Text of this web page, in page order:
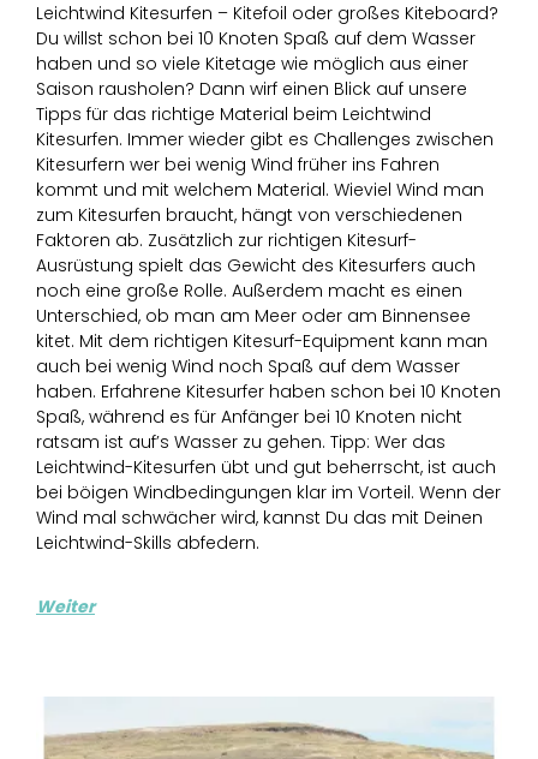
Leichtwind Kitesurfen – Kitefoil oder großes Kiteboard?
Du willst schon bei 10 Knoten Spaß auf dem Wasser
haben und so viele Kitetage wie möglich aus einer
Saison rausholen? Dann wirf einen Blick auf unsere
Tipps für das richtige Material beim Leichtwind
Kitesurfen. Immer wieder gibt es Challenges zwischen
Kitesurfern wer bei wenig Wind früher ins Fahren
kommt und mit welchem Material. Wieviel Wind man
zum Kitesurfen braucht, hängt von verschiedenen
Faktoren ab. Zusätzlich zur richtigen Kitesurf-
Ausrüstung spielt das Gewicht des Kitesurfers auch
noch eine große Rolle. Außerdem macht es einen
Unterschied, ob man am Meer oder am Binnensee
kitet. Mit dem richtigen Kitesurf-Equipment kann man
auch bei wenig Wind noch Spaß auf dem Wasser
haben. Erfahrene Kitesurfer haben schon bei 10 Knoten
Spaß, während es für Anfänger bei 10 Knoten nicht
ratsam ist auf’s Wasser zu gehen. Tipp: Wer das
Leichtwind-Kitesurfen übt und gut beherrscht, ist auch
bei böigen Windbedingungen klar im Vorteil. Wenn der
Wind mal schwächer wird, kannst Du das mit Deinen
Leichtwind-Skills abfedern.
Weiter